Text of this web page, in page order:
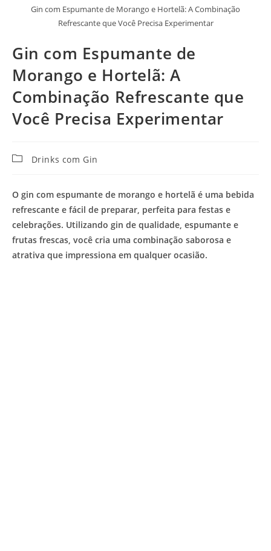
Gin com Espumante de Morango e Hortelã: A Combinação
Refrescante que Você Precisa Experimentar
Gin com Espumante de
Morango e Hortelã: A
Combinação Refrescante que
Você Precisa Experimentar
CategoriaDrinks com Gin
O gin com espumante de morango e hortelã é uma bebida
refrescante e fácil de preparar, perfeita para festas e
celebrações. Utilizando gin de qualidade, espumante e
frutas frescas, você cria uma combinação saborosa e
atrativa que impressiona em qualquer ocasião.